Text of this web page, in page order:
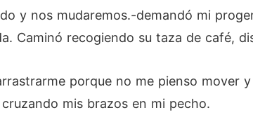
y nos mudaremos.-demandó mi
Caminó recogiendo su taza de café,
porque no me pienso mover
mis brazos en mi pecho.